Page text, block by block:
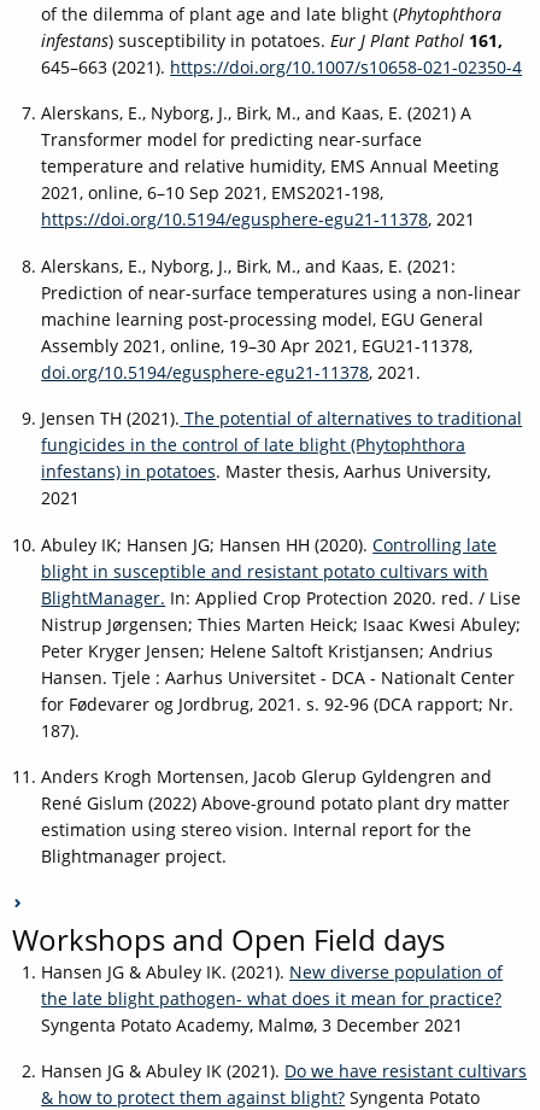
of the dilemma of plant age and late blight (Phytophthora
infestans) susceptibility in potatoes. Eur J Plant Pathol 161,
645–663 (2021). https://doi.org/10.1007/s10658-021-02350-4
Alerskans, E., Nyborg, J., Birk, M., and Kaas, E. (2021) A
Transformer model for predicting near-surface
temperature and relative humidity, EMS Annual Meeting
2021, online, 6–10 Sep 2021, EMS2021-198,
https://doi.org/10.5194/egusphere-egu21-11378, 2021
Alerskans, E., Nyborg, J., Birk, M., and Kaas, E. (2021:
Prediction of near-surface temperatures using a non-linear
machine learning post-processing model, EGU General
Assembly 2021, online, 19–30 Apr 2021, EGU21-11378,
doi.org/10.5194/egusphere-egu21-11378, 2021.
Jensen TH (2021). The potential of alternatives to traditional
fungicides in the control of late blight (Phytophthora
infestans) in potatoes. Master thesis, Aarhus University,
2021
Abuley IK; Hansen JG; Hansen HH (2020).Controlling late
blight in susceptible and resistant potato cultivars with
BlightManager. In: Applied Crop Protection 2020. red. / Lise
Nistrup Jørgensen; Thies Marten Heick; Isaac Kwesi Abuley;
Peter Kryger Jensen; Helene Saltoft Kristjansen; Andrius
Hansen.Tjele : Aarhus Universitet - DCA - Nationalt Center
for Fødevarer og Jordbrug, 2021. s. 92-96 (DCA rapport; Nr.
187).
Anders Krogh Mortensen, Jacob Glerup Gyldengren and
René Gislum (2022)Above-ground potato plant dry matter
estimation using stereo vision. Internal report for the
Blightmanager project.
Workshops and Open Field days
Hansen JG & Abuley IK. (2021). New diverse population of
the late blight pathogen- what does it mean for practice?
Syngenta Potato Academy, Malmø, 3 December 2021
Hansen JG & Abuley IK (2021). Do we have resistant cultivars
& how to protect them against blight? Syngenta Potato